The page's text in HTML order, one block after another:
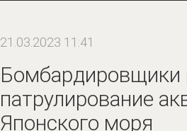
21.03.2023 11:41
Бомбардировщики
патрулирование
Японского моря